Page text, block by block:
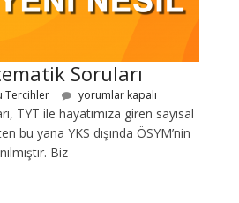
Soruları
Tercihler yorumlar kapalı
TYT ile hayatımıza giren sayısal
bu yana YKS dışında ÖSYM’nin
Biz